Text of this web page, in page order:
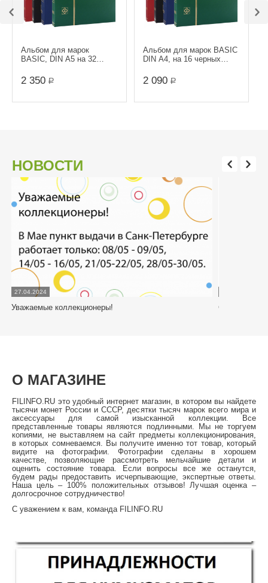
Альбом для марок
BASIC, DIN A5 на 32
Зеленый) Leuchtturm
2 350 Р
Альбом для марок BASIC
DIN A4, на 16 черных
Leuchtturm
2 090 Р
НОВОСТИ
27.04.2024
Уважаемые коллекционеры! ​С
О МАГАЗИНЕ
FILINFO.RU это удобный интернет магазин, в котором вы найдете
тысячи монет России и СССР, десятки тысяч марок всего мира и
аксессуары для самой изысканной коллекции. Все
представленные товары являются подлинными. Мы не торгуем
копиями, не выставляем на сайт предметы коллекционирования,
в которых сомневаемся. Вы получите именно тот товар, который
видите на фотографии. Фотографии сделаны в хорошем
качестве, позволяющие рассмотреть мельчайшие детали и
оценить состояние товара. Если вопросы все же останутся,
будем рады предоставить исчерпывающие, экспертные ответы.
Наша цель – 100% положительных отзывов! Лучшая оценка –
долгосрочное сотрудничество!
С уважением к вам, команда FILINFO.RU